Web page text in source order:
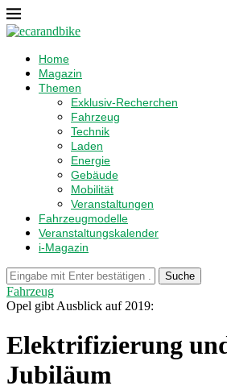
Home
Magazin
Themen
Exklusiv-Recherchen
Fahrzeug
Technik
Laden
Energie
Gebäude
Mobilität
Veranstaltungen
Fahrzeugmodelle
Veranstaltungskalender
i-Magazin
Suche
Fahrzeug
Opel gibt Ausblick auf 2019:
Elektrifizierung
Jubiläum